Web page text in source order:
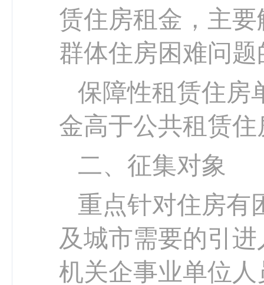
赁住房租金，主
群体住房困难问
保障性租赁住房
金高于公共租赁
二、征集对象
重点针对住房有
及城市需要的引
机关企事业单位